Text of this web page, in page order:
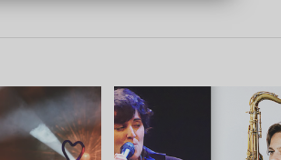
LIRE LA